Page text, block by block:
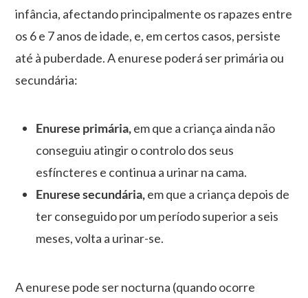
infância, afectando principalmente os rapazes entre
os 6 e 7 anos de idade, e, em certos casos, persiste
até à puberdade. A enurese poderá ser primária ou
secundária:
Enurese primária,em que a criança ainda não
conseguiu atingir o controlo dos seus
esfíncteres e continua a urinar na cama.
Enurese secundária,em que a criança depois de
ter conseguido por um período superior a seis
meses, volta a urinar-se.
A enurese pode ser nocturna (quando ocorre